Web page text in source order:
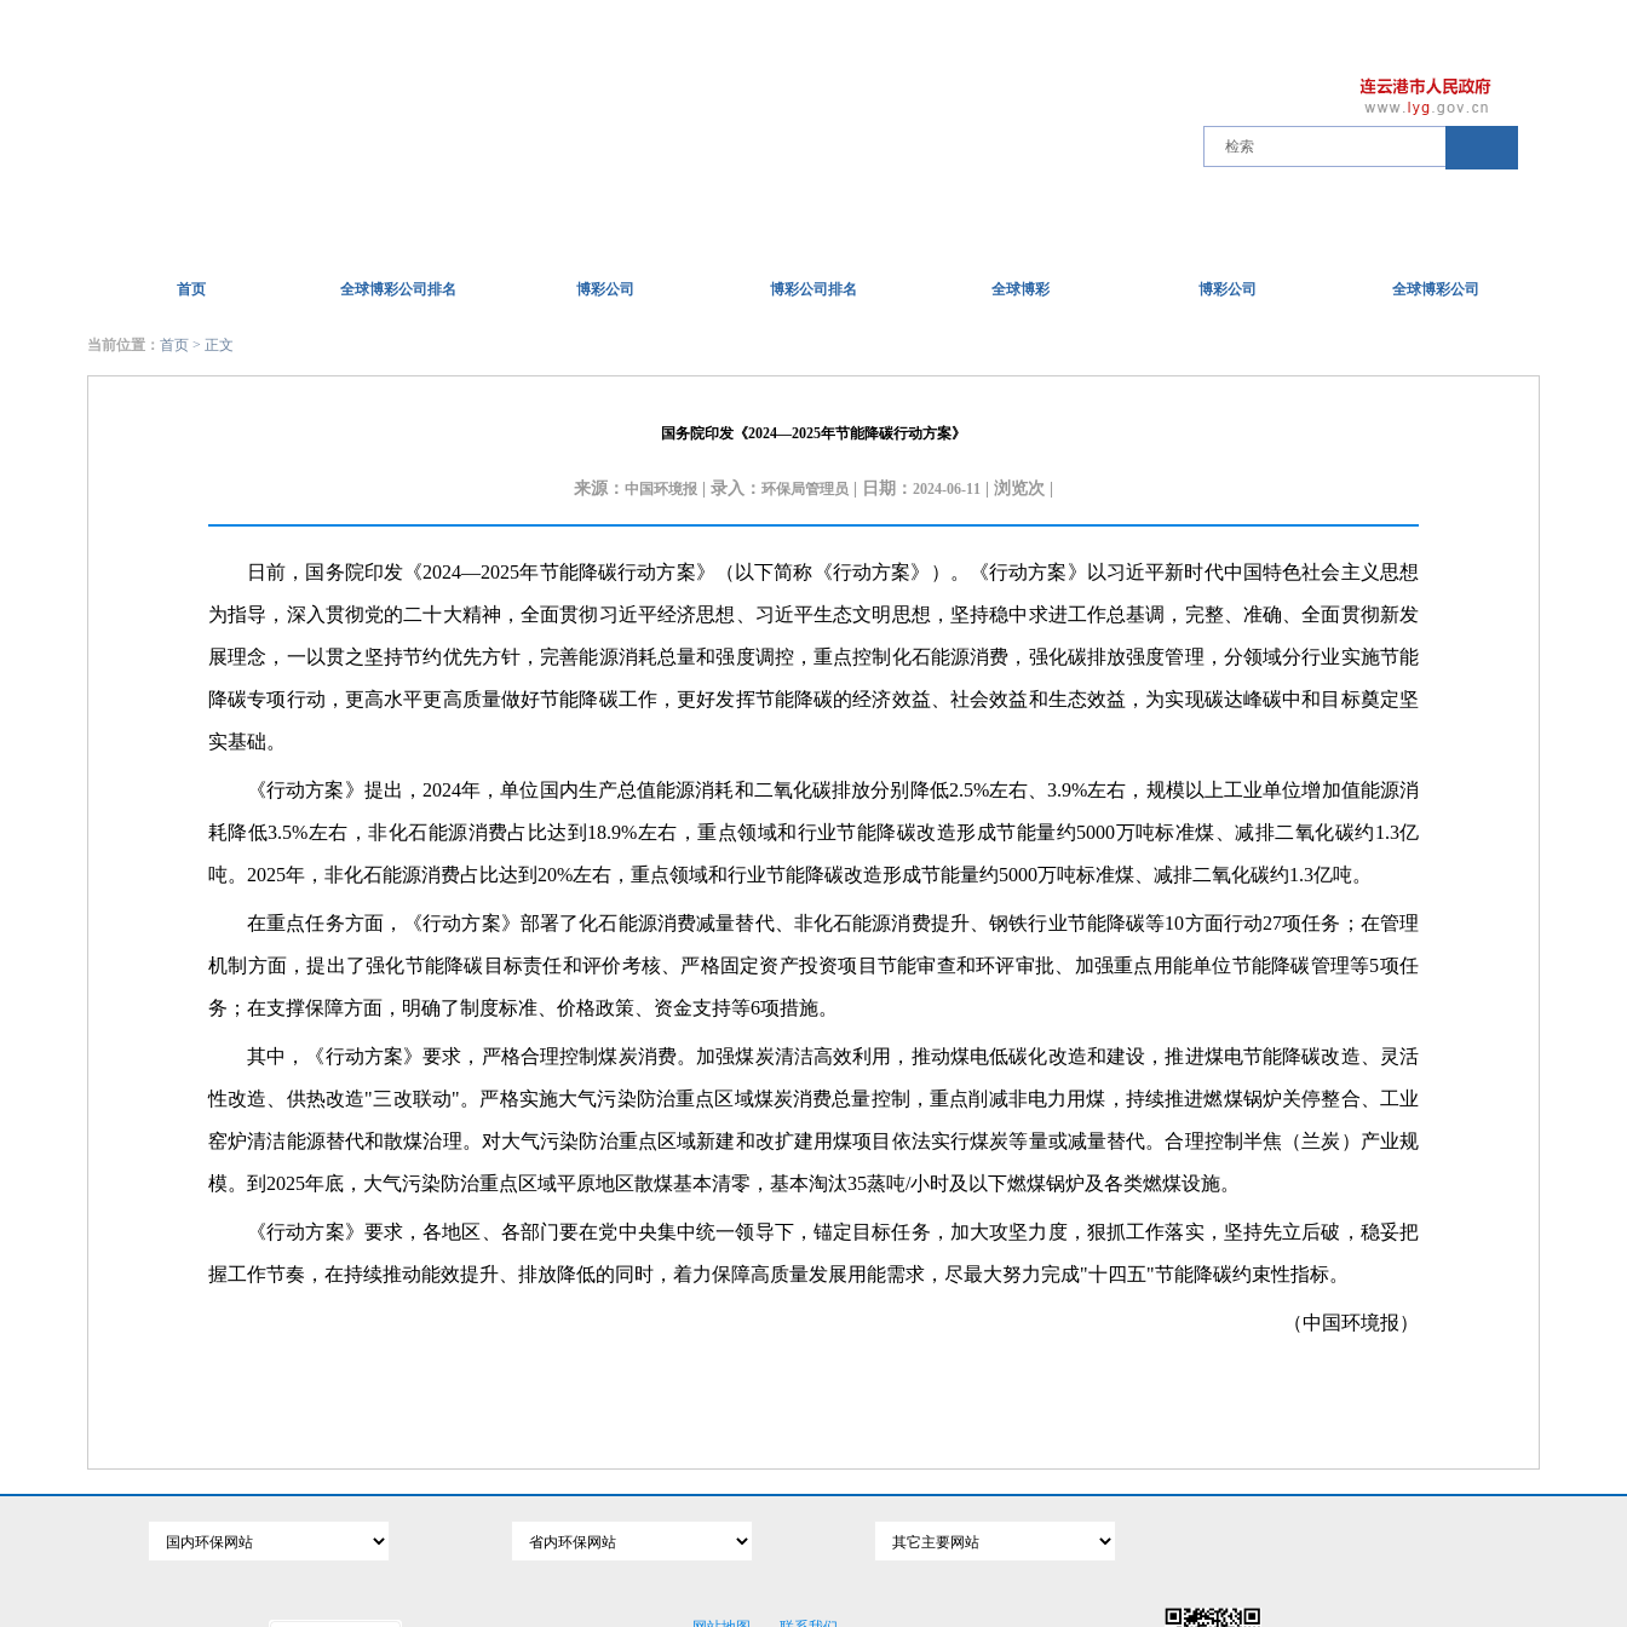
首页 全球博彩公司排名 博彩公司 博彩公司排名 全球博彩 博彩公司 全球博彩公司
当前位置： 首页 > 正文
国务院印发《2024—2025年节能降碳行动方案》
来源： 中国环境报 | 录入： 环保局管理员 | 日期： 2024-06-11 | 浏览次 |
日前，国务院印发《2024—2025年节能降碳行动方案》（以下简称《行动方案》）。《行动方案》以习近平新时代中国特色社会主义思想
为指导，深入贯彻党的二十大精神，全面贯彻习近平经济思想、习近平生态文明思想，坚持稳中求进工作总基调，完整、准确、全面贯彻新发
展理念，一以贯之坚持节约优先方针，完善能源消耗总量和强度调控，重点控制化石能源消费，强化碳排放强度管理，分领域分行业实施节能
降碳专项行动，更高水平更高质量做好节能降碳工作，更好发挥节能降碳的经济效益、社会效益和生态效益，为实现碳达峰碳中和目标奠定坚
实基础。
《行动方案》提出，2024年，单位国内生产总值能源消耗和二氧化碳排放分别降低2.5%左右、3.9%左右，规模以上工业单位增加值能源消
耗降低3.5%左右，非化石能源消费占比达到18.9%左右，重点领域和行业节能降碳改造形成节能量约5000万吨标准煤、减排二氧化碳约1.3亿
吨。2025年，非化石能源消费占比达到20%左右，重点领域和行业节能降碳改造形成节能量约5000万吨标准煤、减排二氧化碳约1.3亿吨。
在重点任务方面，《行动方案》部署了化石能源消费减量替代、非化石能源消费提升、钢铁行业节能降碳等10方面行动27项任务；在管理
机制方面，提出了强化节能降碳目标责任和评价考核、严格固定资产投资项目节能审查和环评审批、加强重点用能单位节能降碳管理等5项任
务；在支撑保障方面，明确了制度标准、价格政策、资金支持等6项措施。
其中，《行动方案》要求，严格合理控制煤炭消费。加强煤炭清洁高效利用，推动煤电低碳化改造和建设，推进煤电节能降碳改造、灵活
性改造、供热改造"三改联动"。严格实施大气污染防治重点区域煤炭消费总量控制，重点削减非电力用煤，持续推进燃煤锅炉关停整合、工业
窑炉清洁能源替代和散煤治理。对大气污染防治重点区域新建和改扩建用煤项目依法实行煤炭等量或减量替代。合理控制半焦（兰炭）产业规
模。到2025年底，大气污染防治重点区域平原地区散煤基本清零，基本淘汰35蒸吨/小时及以下燃煤锅炉及各类燃煤设施。
《行动方案》要求，各地区、各部门要在党中央集中统一领导下，锚定目标任务，加大攻坚力度，狠抓工作落实，坚持先立后破，稳妥把
握工作节奏，在持续推动能效提升、排放降低的同时，着力保障高质量发展用能需求，尽最大努力完成"十四五"节能降碳约束性指标。
（中国环境报）